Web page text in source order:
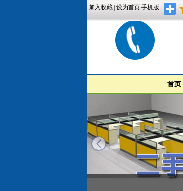
加入收藏 设为首页 手机版
首页